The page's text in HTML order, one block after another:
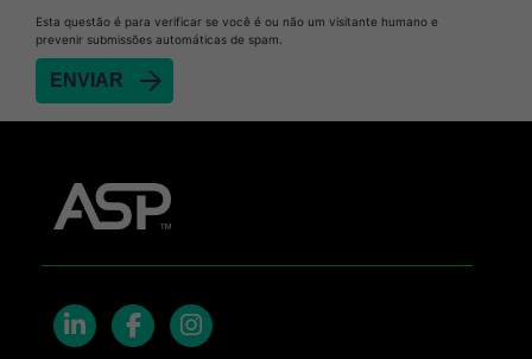
Technology
STERRAD NX™ Cassettes
TYVEK Pouch with STERRAD™ Chemical
Indicator
Process Challenge Device (PCD)
STERRAD VELOCITY™ BI Activator
Esta questão é para verificar se você é ou não um visitante humano e
prevenir submissões automáticas de spam.